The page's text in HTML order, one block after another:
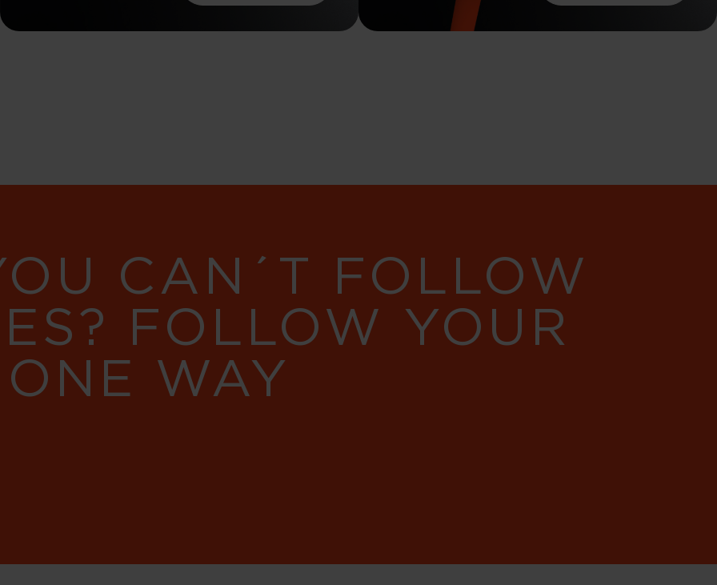
CAN´T FOLLOW
FOLLOW YOUR
WAY